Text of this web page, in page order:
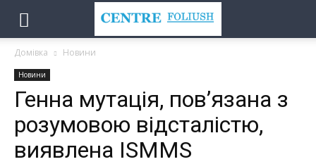
Домівка Новини
Новини
Генна мутація, пов’язана з
розумовою відсталістю,
виявлена ISMMS